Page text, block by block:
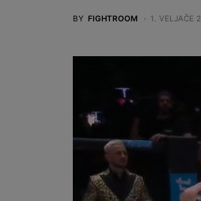
BY FIGHTROOM 1. VELJAČE